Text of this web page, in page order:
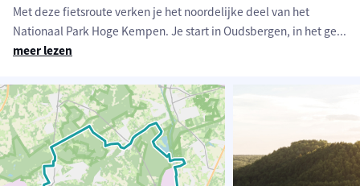
Met deze fietsroute verken je het noordelijke deel van het
Nationaal Park Hoge Kempen. Je start in Oudsbergen, in het ge...
meer lezen